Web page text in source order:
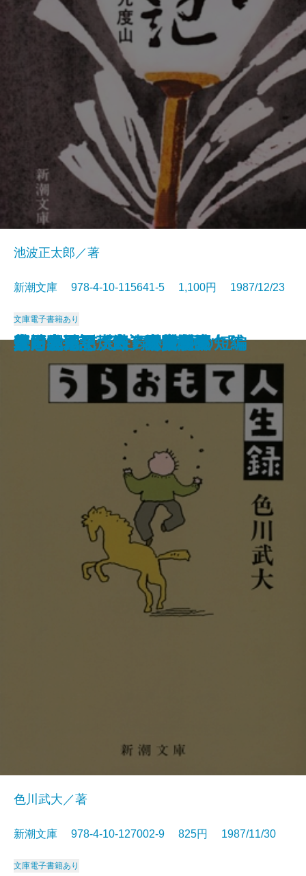
真田太平記〔十一〕大坂夏の陣
真田太平記〔十二〕雲の峰
真田太平記〔九〕二条城
真田太平記〔十〕大坂入城
イーハトーボの劇列車
風神の門〔上〕
風神の門〔下〕
安全のカード
真田太平記〔七〕関ヶ原
真田太平記〔八〕紀州九度山
池波正太郎／著
新潮文庫 978-4-10-115641-5 1,100円 1987/12/23
文庫電子書籍あり
うらおもて人生録
色川武大／著
新潮文庫 978-4-10-127002-9 825円 1987/11/30
文庫電子書籍あり
真田太平記〔五〕秀頼誕生
真田太平記〔六〕家康東下
江戸開城
真田太平記〔三〕上田攻め
真田太平記〔四〕甲賀問答
螢・納屋を焼く・その他の短編
龍を見た男
真田太平記〔一〕天魔の夏
真田太平記〔二〕秘密